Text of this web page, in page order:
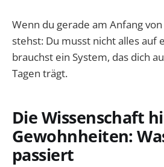
Wenn du gerade am Anfang
stehst: Du musst nicht alles auf
brauchst ein System, das dich
Tagen trägt.
Die Wissenschaft
Gewohnheiten:
passiert